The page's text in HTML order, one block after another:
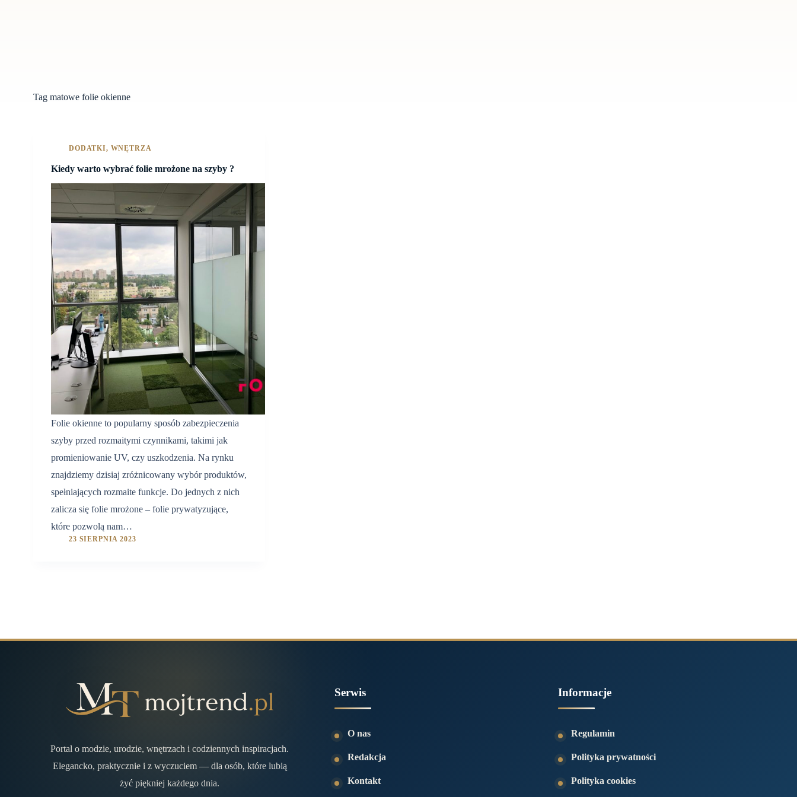
Tag matowe folie okienne
DODATKI, WNĘTRZA
Kiedy warto wybrać folie mrożone na szyby ?
Folie okienne to popularny sposób zabezpieczenia
szyby przed rozmaitymi czynnikami, takimi jak
promieniowanie UV, czy uszkodzenia. Na rynku
znajdziemy dzisiaj zróżnicowany wybór produktów,
spełniających rozmaite funkcje. Do jednych z nich
zalicza się folie mrożone – folie prywatyzujące,
które pozwolą nam…
23 SIERPNIA 2023
Portal o modzie, urodzie, wnętrzach i codziennych inspiracjach.
Elegancko, praktycznie i z wyczuciem — dla osób, które lubią
żyć piękniej każdego dnia.
Serwis
O nas
Redakcja
Kontakt
Informacje
Regulamin
Polityka prywatności
Polityka cookies